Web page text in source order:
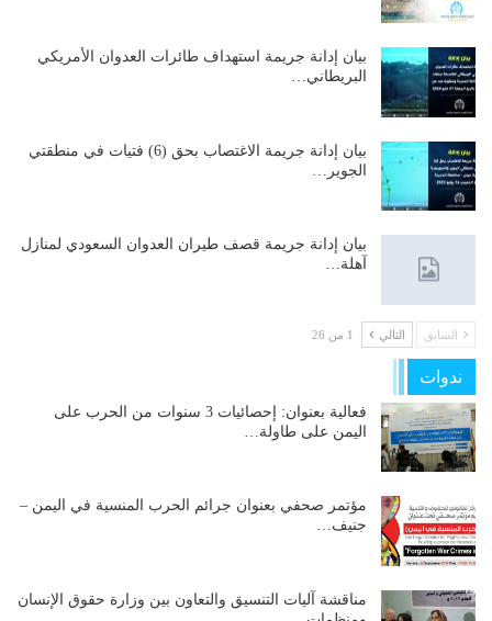
بيان إدانة جريمة استهداف طائرات العدوان الأمريكي
البريطاني…
بيان إدانة جريمة الاغتصاب بحق (6) فتيات في منطقتي
الجوير…
بيان إدانة جريمة قصف طيران العدوان السعودي لمنازل
آهلة…
السابق التالي 1 من 26
ندوات
فعالية بعنوان: إحصائيات 3 سنوات من الحرب على
اليمن على طاولة…
مؤتمر صحفي بعنوان جرائم الحرب المنسية في اليمن –
جنيف…
مناقشة آليات التنسيق والتعاون بين وزارة حقوق الإنسان